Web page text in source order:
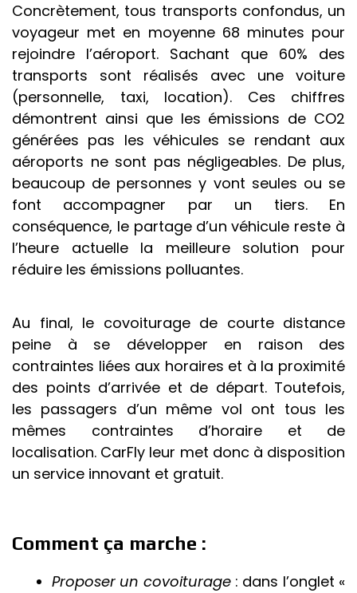
Concrètement, tous transports confondus, un
voyageur met en moyenne 68 minutes pour
rejoindre l’aéroport. Sachant que 60% des
transports sont réalisés avec une voiture
(personnelle, taxi, location). Ces chiffres
démontrent ainsi que les émissions de CO2
générées pas les véhicules se rendant aux
aéroports ne sont pas négligeables. De plus,
beaucoup de personnes y vont seules ou se
font accompagner par un tiers. En
conséquence, le partage d’un véhicule reste à
l’heure actuelle la meilleure solution pour
réduire les émissions polluantes.
Au final, le covoiturage de courte distance
peine à se développer en raison des
contraintes liées aux horaires et à la proximité
des points d’arrivée et de départ. Toutefois,
les passagers d’un même vol ont tous les
mêmes contraintes d’horaire et de
localisation. CarFly leur met donc à disposition
un service innovant et gratuit.
Comment ça marche :
Proposer un covoiturage: dans l’onglet «